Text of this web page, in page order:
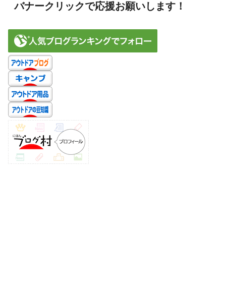
バナークリックで応援お願いします！